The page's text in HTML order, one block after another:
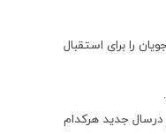
را برای استقبال
جدید هرکدام